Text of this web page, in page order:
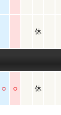
休
○ ○ 休